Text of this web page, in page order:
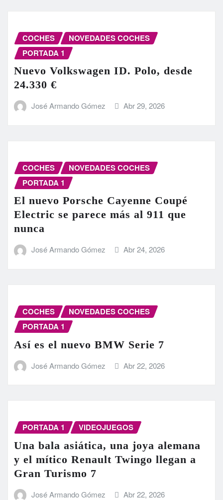
COCHES
NOVEDADES COCHES
PORTADA 1
Nuevo Volkswagen ID. Polo, desde
24.330 €
José Armando Gómez Abr 29, 2026
COCHES
NOVEDADES COCHES
PORTADA 1
El nuevo Porsche Cayenne Coupé
Electric se parece más al 911 que
nunca
José Armando Gómez Abr 24, 2026
COCHES
NOVEDADES COCHES
PORTADA 1
Así es el nuevo BMW Serie 7
José Armando Gómez Abr 22, 2026
PORTADA 1 VIDEOJUEGOS
Una bala asiática, una joya alemana
y el mítico Renault Twingo llegan a
Gran Turismo 7
José Armando Gómez Abr 22, 2026